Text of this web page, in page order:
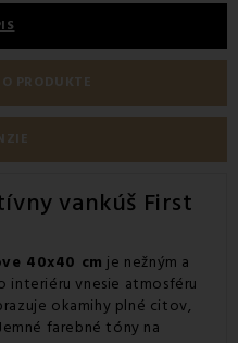
PRODUKTE
vankúš First
40x40 cm je nežným a
vnesie atmosféru
okamihy plné citov,
farebné tóny na